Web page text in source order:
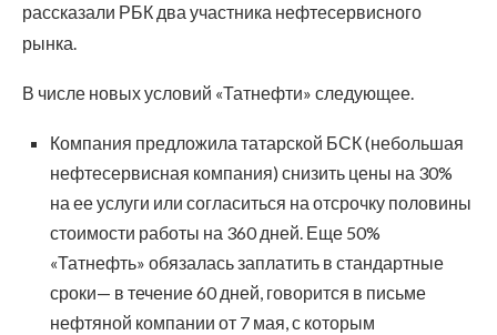
рассказали РБК два участника нефтесервисного
рынка.
В числе новых условий «Татнефти» следующее.
Компания предложила татарской БСК (небольшая
нефтесервисная компания) снизить цены на 30%
на ее услуги или согласиться на отсрочку половины
стоимости работы на 360 дней. Еще 50%
«Татнефть» обязалась заплатить в стандартные
сроки— в течение 60 дней, говорится в письме
нефтяной компании от 7 мая, с которым